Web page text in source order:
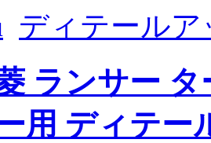
ディテール
ランサー タ
用 ディテー